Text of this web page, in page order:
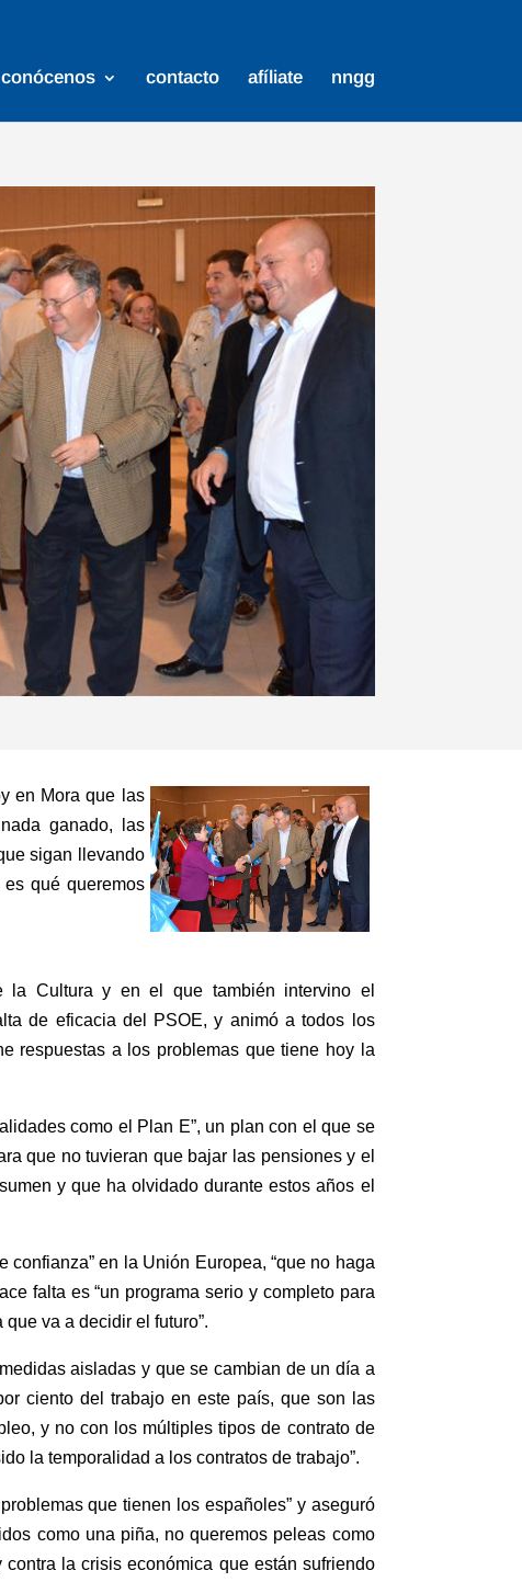
conócenos contacto afíliate nngg
en Mora que las
ganado, las
sigan llevando
qué queremos
la Cultura y en el que también intervino el
de eficacia del PSOE, y animó a todos los
respuestas a los problemas que tiene hoy la
como el Plan E”, un plan con el que se
que no tuvieran que bajar las pensiones y el
y que ha olvidado durante estos años el
en la Unión Europea, “que no haga
falta es “un programa serio y completo para
va a decidir el futuro”.
aisladas y que se cambian de un día a
ciento del trabajo en este país, que son las
y no con los múltiples tipos de contrato de
la temporalidad a los contratos de trabajo”.
que tienen los españoles” y aseguró
como una piña, no queremos peleas como
la crisis económica que están sufriendo